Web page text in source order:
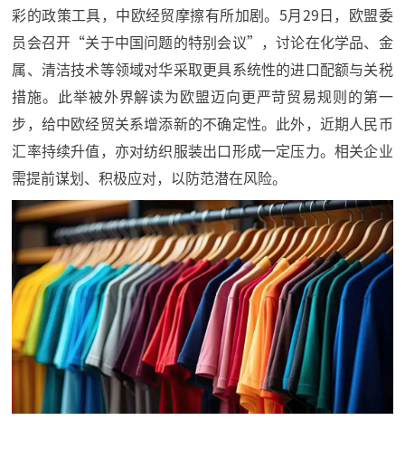
彩的政策工具，中欧经贸摩擦有所加剧。5月29日，欧盟委
员会召开“关于中国问题的特别会议”，讨论在化学品、金
属、清洁技术等领域对华采取更具系统性的进口配额与关税
措施。此举被外界解读为欧盟迈向更严苛贸易规则的第一
步，给中欧经贸关系增添新的不确定性。此外，近期人民币
汇率持续升值，亦对纺织服装出口形成一定压力。相关企业
需提前谋划、积极应对，以防范潜在风险。